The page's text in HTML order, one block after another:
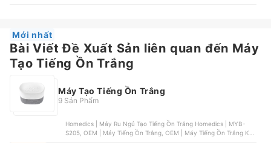
Mới nhất
Bài Viết Đề Xuất Sản liên quan đến Máy
Tạo Tiếng Ồn Trắng
Máy Tạo Tiếng Ồn Trắng
9 Sản Phẩm
Homedics | Máy Ru Ngủ Tạo Tiếng Ồn Trắng Homedics | MYB-
S205, OEM | Máy Tiếng Ồn Trắng, OEM | Máy Tiếng Ồn Trắng Kết